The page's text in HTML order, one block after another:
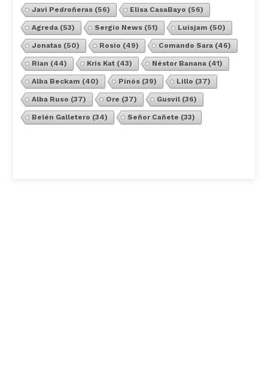
Javi Pedroñeras(56) Elisa CasaBayo (56)
Agreda(53) Sergio News(51) Luisjam (50)
Jonatas(50) Rosio (49) Comando Sara(46)
Rian (44) Kris Kat(43) Néstor Banana(41)
Alba Beckam (40) Pinós(39) Lillo (37)
Alba Ruso (37) Ore (37) Gusvil(36)
Belén Galletero (34) Señor Cañete (33)